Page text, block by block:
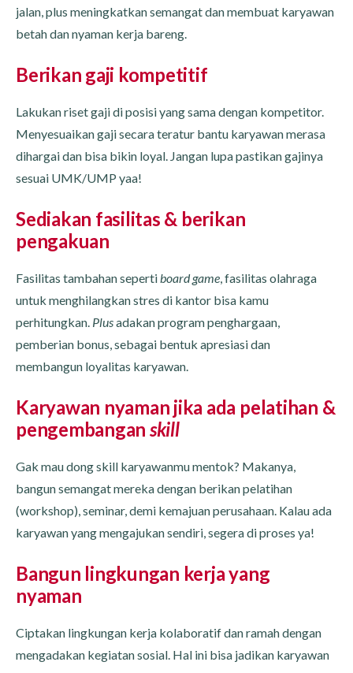
jalan, plus meningkatkan semangat dan membuat karyawan
betah dan nyaman kerja bareng.
Berikan gaji kompetitif
Lakukan riset gaji di posisi yang sama dengan kompetitor.
Menyesuaikan gaji secara teratur bantu karyawan merasa
dihargai dan bisa bikin loyal. Jangan lupa pastikan gajinya
sesuai UMK/UMP yaa!
Sediakan fasilitas & berikan
pengakuan
Fasilitas tambahan sepertiboard game, fasilitas olahraga
untuk menghilangkan stres di kantor bisa kamu
perhitungkan. Plusadakan program penghargaan,
pemberian bonus, sebagai bentuk apresiasi dan
membangun loyalitas karyawan.
Karyawan nyaman jika ada pelatihan &
pengembangan skill
Gak mau dong skill karyawanmu mentok? Makanya,
bangun semangat mereka dengan berikan pelatihan
(workshop), seminar, demi kemajuan perusahaan. Kalau ada
karyawan yang mengajukan sendiri, segera di proses ya!
Bangun lingkungan kerja yang
nyaman
Ciptakan lingkungan kerja kolaboratif dan ramah dengan
mengadakan kegiatan sosial. Hal ini bisa jadikan karyawan